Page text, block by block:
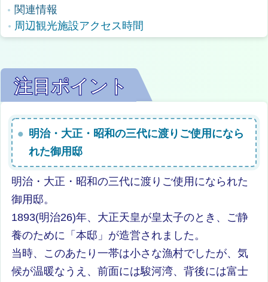
注目ポイント
明治・大正・昭和の三代に渡りご使用になら
れた御用邸
明治・大正・昭和の三代に渡りご使用になられた
御用邸。
1893(明治26)年、大正天皇が皇太子のとき、ご静
養のために「本邸」が造営されました。
当時、このあたり一帯は小さな漁村でしたが、気
候が温暖なうえ、前面には駿河湾、背後には富士
関連情報
周辺観光施設アクセス時間